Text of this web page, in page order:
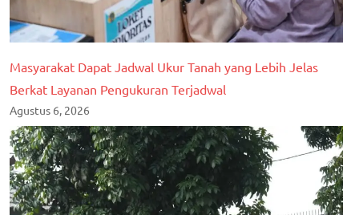
Masyarakat Dapat Jadwal Ukur Tanah yang Lebih Jelas
Berkat Layanan Pengukuran Terjadwal
Agustus 6, 2026